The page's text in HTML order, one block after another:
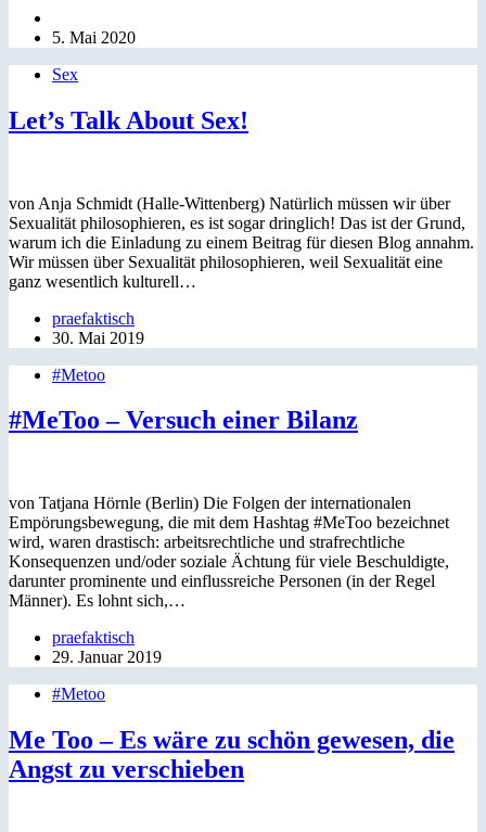
5. Mai 2020
Sex
Let’s Talk About Sex!
von Anja Schmidt (Halle-Wittenberg) Natürlich müssen wir über
Sexualität philosophieren, es ist sogar dringlich! Das ist der Grund,
warum ich die Einladung zu einem Beitrag für diesen Blog annahm.
Wir müssen über Sexualität philosophieren, weil Sexualität eine
ganz wesentlich kulturell…
praefaktisch
30. Mai 2019
#Metoo
#MeToo – Versuch einer Bilanz
von Tatjana Hörnle (Berlin) Die Folgen der internationalen
Empörungsbewegung, die mit dem Hashtag #MeToo bezeichnet
wird, waren drastisch: arbeitsrechtliche und strafrechtliche
Konsequenzen und/oder soziale Ächtung für viele Beschuldigte,
darunter prominente und einflussreiche Personen (in der Regel
Männer). Es lohnt sich,…
praefaktisch
29. Januar 2019
#Metoo
Me Too – Es wäre zu schön gewesen, die
Angst zu verschieben